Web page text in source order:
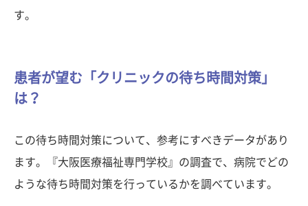
す。
患者が望む「クリニックの待ち時間対策」
は？
この待ち時間対策について、参考にすべきデータがあり
ます。『大阪医療福祉専門学校』の調査で、病院でどの
ような待ち時間対策を行っているかを調べています。